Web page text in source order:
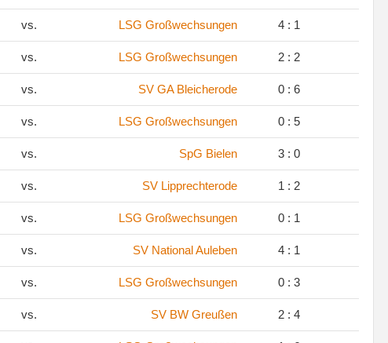
vs. LSG Großwechsungen 4 : 1
vs. LSG Großwechsungen 2 : 2
vs. SV GA Bleicherode 0 : 6
vs. LSG Großwechsungen 0 : 5
vs. SpG Bielen 3 : 0
vs. SV Lipprechterode 1 : 2
vs. LSG Großwechsungen 0 : 1
vs. SV National Auleben 4 : 1
vs. LSG Großwechsungen 0 : 3
vs. SV BW Greußen 2 : 4